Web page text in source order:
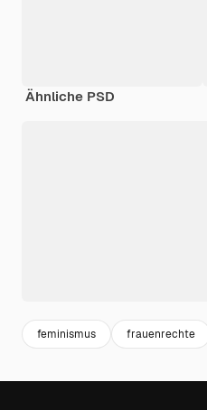
Ähnliche PSD
feminismus frauenrechte